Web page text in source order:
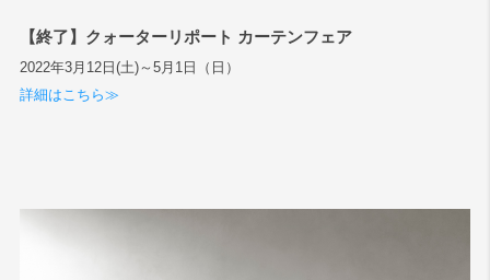
【終了】クォーターリポート カーテンフェア
2022年3月12日(土)～5月1日（日）
詳細はこちら≫